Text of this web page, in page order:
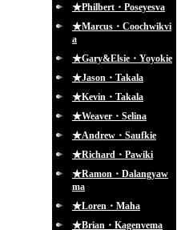
★Philbert・Poseyesva
★Marcus・Coochwikvi
a
★Gary&Elsie・Yoyokie
★Jason・Takala
★Kevin・Takala
★Weaver・Selina
★Andrew・Saufkie
★Richard・Pawiki
★Ramon・Dalangyaw
ma
★Loren・Maha
★Brian・Kagenvema